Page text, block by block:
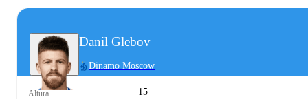
Danil Glebov
Dinamo Moscow
Altura 15